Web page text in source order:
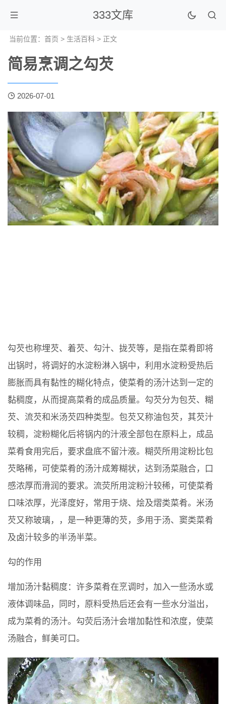
333文库
当前位置： 首页 > 生活百科 > 正文
简易烹调之勾芡
2026-07-01
勾芡也称埋芡、着芡、勾汁、拢芡等，是指在菜肴即将
出锅时，将调好的水淀粉淋入锅中，利用水淀粉受热后
膨胀而具有黏性的糊化特点，使菜肴的汤汁达到一定的
黏稠度，从而提高菜肴的成品质量。勾芡分为包芡、糊
芡、流芡和米汤芡四种类型。包芡又称油包芡，其芡汁
较稠，淀粉糊化后将锅内的汁液全部包在原料上，成品
菜肴食用完后，要求盘底不留汁液。糊荧所用淀粉比包
芡略稀，可使菜肴的汤汁成筹糊状，达到汤菜融合，口
感浓厚而滑润的要求。流荧所用淀粉汁较稀，可使菜肴
口味浓厚，光泽度好，常用于烧、烩及熠类菜肴。米汤
芡又称玻璃，，是一种更薄的芡，多用于汤、窦类菜肴
及卤汁较多的半汤半菜。
勾的作用
增加汤汁黏稠度：许多菜肴在烹调时，加入一些汤水或
液体调味品，同时，原料受热后还会有一些水分溢出，
成为菜肴的汤汁。勾荧后汤汁会增加黏性和浓度，使菜
汤融合，鲜美可口。